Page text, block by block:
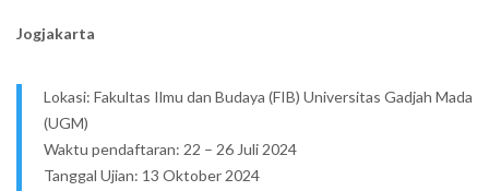
Jogjakarta
Lokasi: Fakultas Ilmu dan Budaya (FIB) Universitas Gadjah Mada
(UGM)
Waktu pendaftaran: 22 – 26 Juli 2024
Tanggal Ujian: 13 Oktober 2024